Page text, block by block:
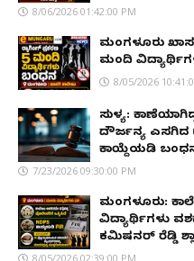
8/06/2026 01:42:00 PM
ಮಂಗಳೂರು
ಮಂದಿ
8/05/2026
ಸುಳ್ಯ:
ದೌರ್ಜನ್ಯ
ಕಾಯ್ದೆಯಡಿ
7/23/2026 09:30:00 PM
ಮಂಗಳೂರು:
ವಿದ್ಯಾರ್ಥಿಗಳು
ಕಮಿಷನರ್ ರೆಡ್ಡಿ
8/05/2026 02:39:00 PM